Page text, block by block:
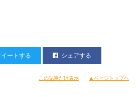
イートする シェアする
この記事だけ表示 ▲ページトップへ